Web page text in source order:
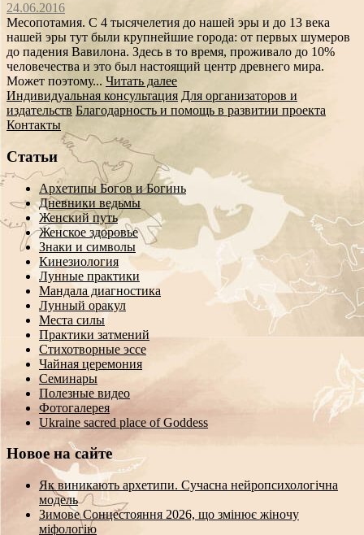
24.06.2016
Месопотамия. С 4 тысячелетия до нашей эры и до 13 века
нашей эры тут были крупнейшие города: от первых шумеров
до падения Вавилона. Здесь в то время, проживало до 10%
человечества и это был настоящий центр древнего мира.
Может поэтому... Читать далее
Индивидуальная консультация Для организаторов и
издательств Благодарность и помощь в развитии проекта
Контакты
Статьи
Архетипы Богов и Богинь
Дневники ведьмы
Женский путь
Женское здоровье
Знаки и символы
Кинезиология
Лунные практики
Мандала диагностика
Лунный оракул
Места силы
Практики затмений
Стихотворные эссе
Чайная церемония
Семинары
Полезные видео
Фотогалерея
Ukraine sacred place of Goddess
Новое на сайте
Як виникають архетипи. Сучасна нейропсихологічна
модель
Зимове Сонцестояння 2026, що змінює жіночу
міфологію